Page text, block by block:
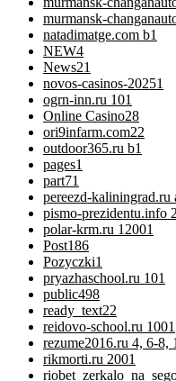
murmansk-
natadimatge.com b1
NEW4
News21
novos-casinos-20251
ogrn-inn.ru 101
Online Casino28
ori9infarm.com22
outdoor365.ru b1
pages1
part71
pereezd-kaliningrad.ru
pismo-prezidentu.info
polar-krm.ru 12001
Post186
Pozyczki1
pryazhaschool.ru 101
public498
ready_text22
reidovo-school.ru 1001
rezume2016.ru 4, 6-8,
rikmorti.ru 2001